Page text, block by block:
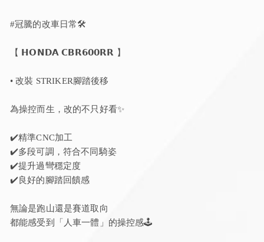
#冠騰的改車日常🛠️
【 𝗛𝗢𝗡𝗗𝗔 𝗖𝗕𝗥𝟲𝟬𝟬𝗥𝗥 】
• 改裝 STRIKER腳踏後移
為操控而生，改的不只好看✨
✔️精準CNC加工
✔️多段可調，符合不同騎姿
✔️提升過彎穩定度
✔️良好的腳踏回饋感
無論是跑山還是賽道取向
都能感受到「人車一體」的操控感🕹️